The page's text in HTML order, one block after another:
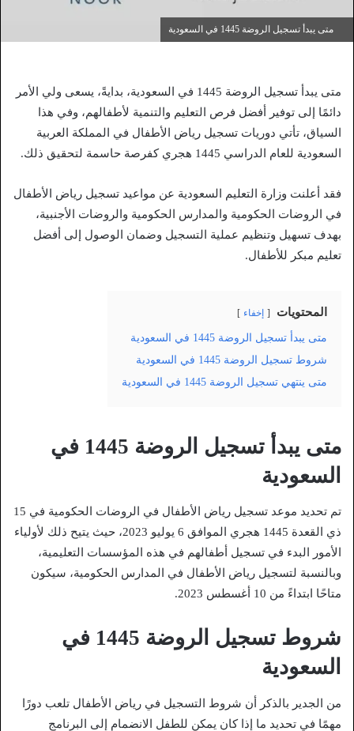
متى يبدأ تسجيل الروضة 1445 في السعودية
متى يبدأ تسجيل الروضة 1445 في السعودية، بدايةً، يسعى ولي الأمر
دائمًا إلى توفير أفضل فرص التعليم والتنمية لأطفالهم، وفي هذا
السياق، تأتي دوريات تسجيل رياض الأطفال في المملكة العربية
السعودية للعام الدراسي 1445 هجري كفرصة حاسمة لتحقيق ذلك.
فقد أعلنت وزارة التعليم السعودية عن مواعيد تسجيل رياض الأطفال
في الروضات الحكومية والمدارس الحكومية والروضات الأجنبية،
بهدف تسهيل وتنظيم عملية التسجيل وضمان الوصول إلى أفضل
تعليم مبكر للأطفال.
المحتويات إخفاء
متى يبدأ تسجيل الروضة 1445 في السعودية
شروط تسجيل الروضة 1445 في السعودية
متى ينتهي تسجيل الروضة 1445 في السعودية
متى يبدأ تسجيل الروضة 1445 في
السعودية
تم تحديد موعد تسجيل رياض الأطفال في الروضات الحكومية في 15
ذي القعدة 1445 هجري الموافق 6 يوليو 2023، حيث يتيح ذلك لأولياء
الأمور البدء في تسجيل أطفالهم في هذه المؤسسات التعليمية،
وبالنسبة لتسجيل رياض الأطفال في المدارس الحكومية، سيكون
متاحًا ابتداءً من 10 أغسطس 2023.
شروط تسجيل الروضة 1445 في
السعودية
من الجدير بالذكر أن شروط التسجيل في رياض الأطفال تلعب دورًا
مهمًا في تحديد ما إذا كان يمكن للطفل الانضمام إلى البرنامج